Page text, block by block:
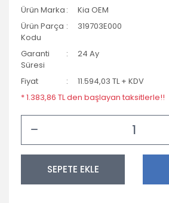
Ürün Marka
Kia OEM
Ürün Parça
Kodu
319703E000
Garanti
Süresi
24 Ay
Fiyat
11.594,03 TL + KDV
* 1.383,86 TL den başlayan taksitlerle!!
SEPETE EKLE